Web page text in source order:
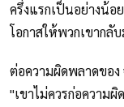
ครึ่งแรกเป็นอย่างน้อ
โอกาสให้พวกเขากลั
ต่อความผิดพลาดของ
"เขาไม่ควรก่อความ